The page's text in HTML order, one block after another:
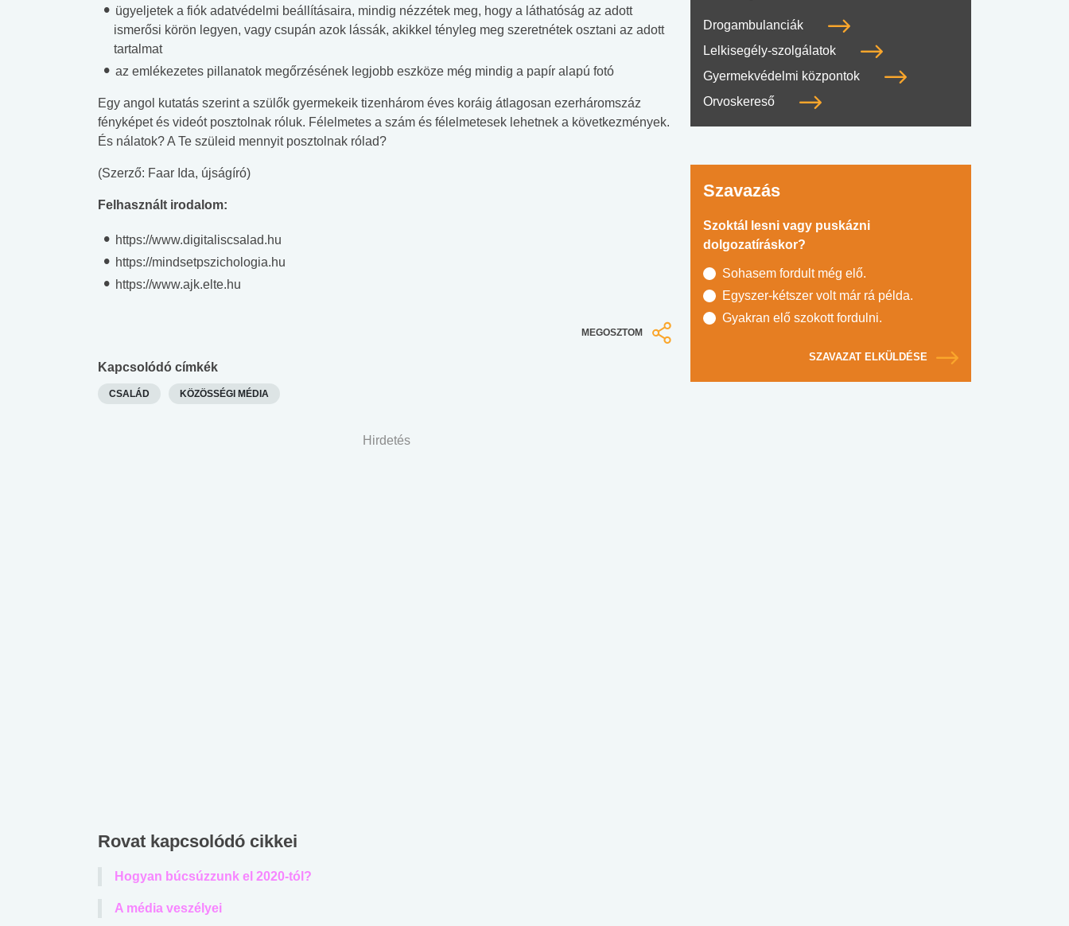
ügyeljetek a fiók adatvédelmi beállításaira, mindig nézzétek meg, hogy a láthatóság az adott
ismerősi körön legyen, vagy csupán azok lássák, akikkel tényleg meg szeretnétek osztani az adott
tartalmat
az emlékezetes pillanatok megőrzésének legjobb eszköze még mindig a papír alapú fotó
Egy angol kutatás szerint a szülők gyermekeik tizenhárom éves koráig átlagosan ezerháromszáz
fényképet és videót posztolnak róluk. Félelmetes a szám és félelmetesek lehetnek a következmények.
És nálatok? A Te szüleid mennyit posztolnak rólad?
(Szerző: Faar Ida, újságíró)
Felhasznált irodalom:
https://www.digitaliscsalad.hu
https://mindsetpszichologia.hu
https://www.ajk.elte.hu
MEGOSZTOM
Kapcsolódó címkék
CSALÁD KÖZÖSSÉGI MÉDIA
Hirdetés
Rovat kapcsolódó cikkei
Hogyan búcsúzzunk el 2020-tól?
A média veszélyei
Drogambulanciák
Lelkisegély-szolgálatok
Gyermekvédelmi központok
Orvoskereső
Szavazás
Szoktál lesni vagy puskázni
dolgozatíráskor?
Sohasem fordult még elő.
Egyszer-kétszer volt már rá példa.
Gyakran elő szokott fordulni.
SZAVAZAT ELKÜLDÉSE